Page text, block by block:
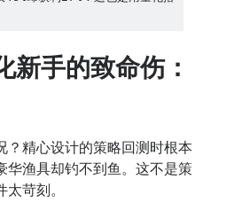
新手的致命伤：
？精心设计的策略回测时根本
华渔具却钓不到鱼。这不是策
苛刻。